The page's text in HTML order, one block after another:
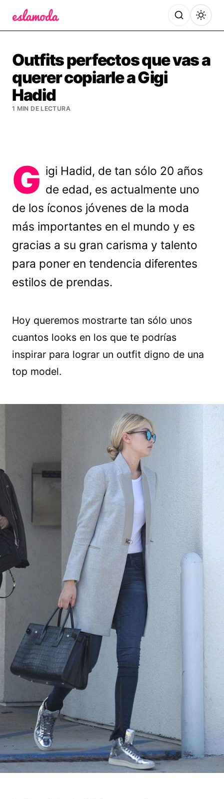
Outfits perfectos que vas a
querer copiarle a Gigi
Hadid
1 MIN DE LECTURA
G igi Hadid, de tan sólo 20 años
de edad, es actualmente uno
de los íconos jóvenes de la moda
más importantes en el mundo y es
gracias a su gran carisma y talento
para poner en tendencia diferentes
estilos de prendas.
Hoy queremos mostrarte tan sólo unos
cuantos looks en los que te podrías
inspirar para lograr un outfit digno de una
top model.